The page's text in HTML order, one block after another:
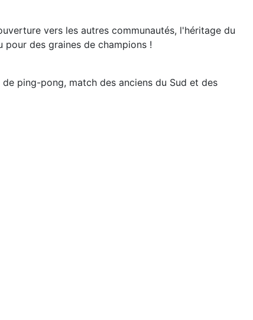
vers les autres communautés, l'héritage du
des graines de champions !
ping-pong, match des anciens du Sud et des